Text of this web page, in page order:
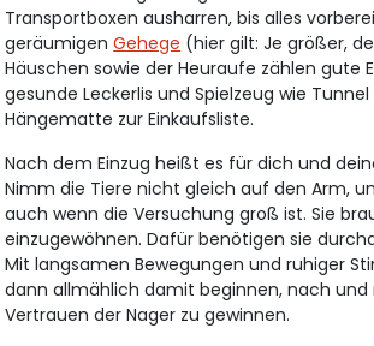
Transportboxen ausharren, bis alles
geräumigenGehege (hier gilt: Je größer,
Häuschen sowie der Heuraufe zählen gute
gesunde Leckerlis und Spielzeug wie
Hängematte zur Einkaufsliste.
Nach dem Einzug heißt es für dich und
Nimm die Tiere nicht gleich auf den Arm,
auch wenn die Versuchung groß ist. Sie
einzugewöhnen. Dafür benötigen sie
Mit langsamen Bewegungen und ruhiger
dann allmählich damit beginnen, nach und
Vertrauen der Nager zu gewinnen.